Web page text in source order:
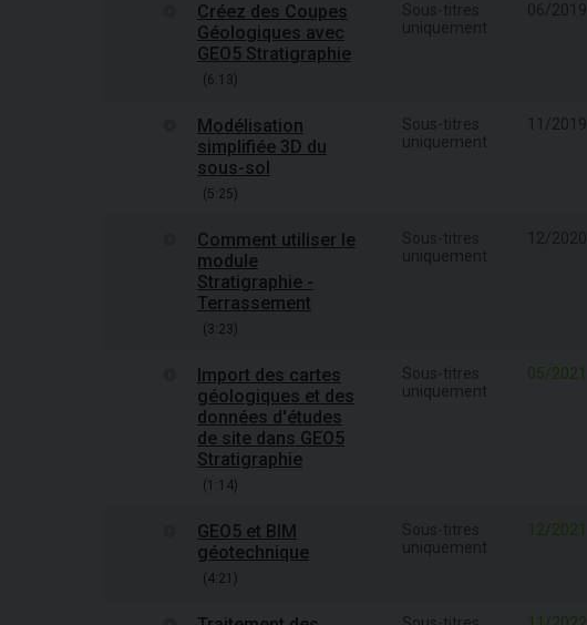
Créez des Coupes
Géologiques avec
GEO5 Stratigraphie
(6:13)
Modélisation
simplifiée 3D du
sous-sol
(5:25)
Sous-titres
uniquement
11/2019
Comment utiliser le
module
Stratigraphie -
Terrassement
(3:23)
Import des cartes
géologiques et des
données d'études
de site dans GEO5
Stratigraphie
(1:14)
Sous-titres
uniquement
05/2021
GEO5 et BIM
géotechnique
(4:21)
12/2021